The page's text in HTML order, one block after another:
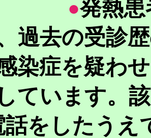
●発熱
過去の受診
染症を疑わ
ています。
話をしたうえ